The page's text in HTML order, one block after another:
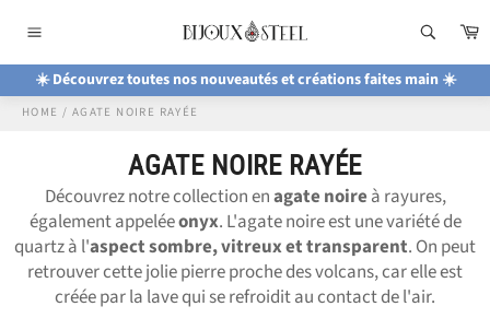
contenu
☀️ Découvrez toutes nos nouveautés et créations faites main ☀️
HOME / AGATE NOIRE RAYÉE
AGATE NOIRE RAYÉE
Découvrez notre collection enagate noireà rayures,
également appeléeonyx. L'agate noire est une variété de
quartz à l'aspect sombre, vitreux et transparent. On peut
retrouver cette jolie pierre proche des volcans, car elle est
créée par la lave qui se refroidit au contact de l'air.